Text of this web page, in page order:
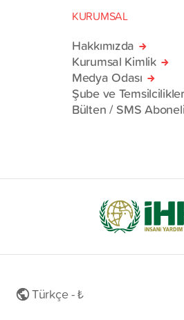
KURUMSAL
Hakkımızda
Kurumsal Kimlik
Medya Odası
Şube ve Temsilcilikler
Bülten / SMS
Türkçe - ₺